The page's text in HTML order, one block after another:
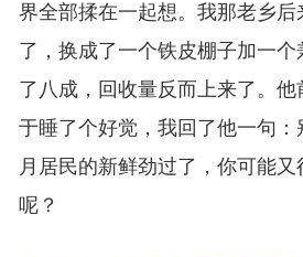
界全部揉在一起想。我那老乡
了，换成了一个铁皮棚子加一
了八成，回收量反而上来了。
于睡了个好觉，我回了他一句
月居民的新鲜劲过了，你可能
呢？